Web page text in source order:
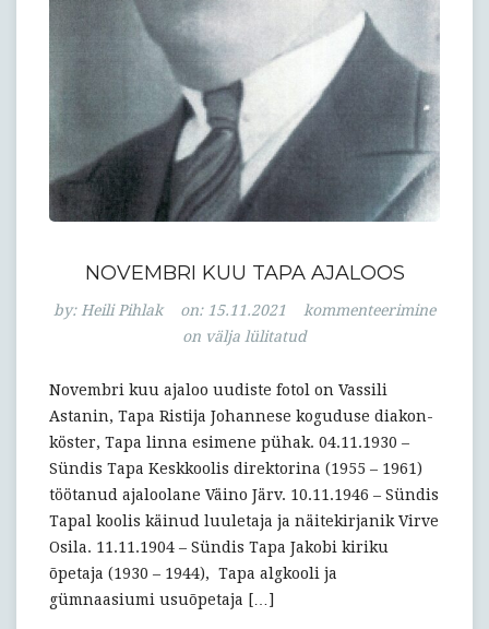
NOVEMBRI KUU TAPA AJALOOS
by: Heili Pihlak on: 15.11.2021
Novembri
kuu
ajaloos
kommenteerimine
on välja lülitatud
Novembri kuu ajaloo uudiste fotol on Vassili
Astanin, Tapa Ristija Johannese koguduse diakon-
köster, Tapa linna esimene pühak. 04.11.1930 –
Sündis Tapa Keskkoolis direktorina (1955 – 1961)
töötanud ajaloolane Väino Järv. 10.11.1946 – Sündis
Tapal koolis käinud luuletaja ja näitekirjanik Virve
Osila. 11.11.1904 – Sündis Tapa Jakobi kiriku
õpetaja (1930 – 1944), Tapa algkooli ja
gümnaasiumi usuõpetaja […]